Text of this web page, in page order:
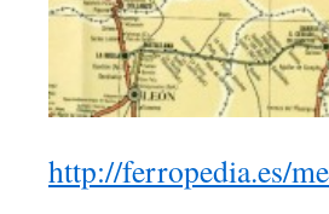
http://ferropedia.es/